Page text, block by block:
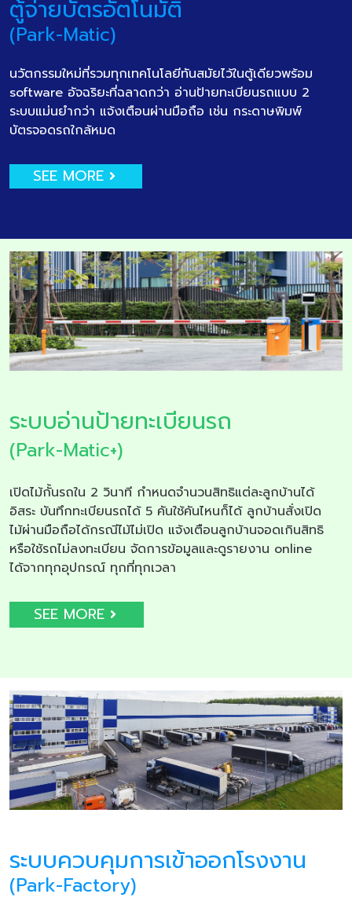
ตู้จ่ายบัตรอัตโนมัติ
(Park-Matic)
นวัตกรรมใหม่ที่รวมทุกเทคโนโลยีทันสมัยไว้ในตู้เดียวพร้อม
software อัจฉริยะที่ฉลาดกว่า อ่านป้ายทะเบียนรถแบบ 2
ระบบแม่นยำกว่า แจ้งเตือนผ่านมือถือ เช่น กระดาษพิมพ์
บัตรจอดรถใกล้หมด
SEE MORE
ระบบอ่านป้ายทะเบียนรถ
(Park-Matic+)
เปิดไม้กั้นรถใน 2 วินาที กำหนดจำนวนสิทธิแต่ละลูกบ้านได้
อิสระ บันทึกทะเบียนรถได้ 5 คันใช้คันไหนก็ได้ ลูกบ้านสั่งเปิด
ไม้ผ่านมือถือได้กรณีไม้ไม่เปิด แจ้งเตือนลูกบ้านจอดเกินสิทธิ
หรือใช้รถไม่ลงทะเบียน จัดการข้อมูลและดูรายงาน online
ได้จากทุกอุปกรณ์ ทุกที่ทุกเวลา
SEE MORE
ระบบควบคุมการเข้าออกโรงงาน
(Park-Factory)